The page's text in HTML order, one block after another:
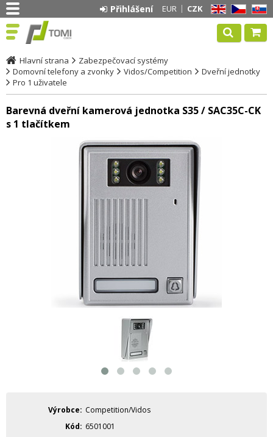
EN CZ SK
EUR CZK
Přihlášení
Hlavní strana
Zabezpečovací systémy
Domovní telefony a zvonky
Vidos/Competition
Dveřní jednotky
Pro 1 uživatele
Barevná dveřní kamerová jednotka S35 / SAC35C-CK
s 1 tlačítkem
Výrobce
Competition/Vidos
Kód
6501001